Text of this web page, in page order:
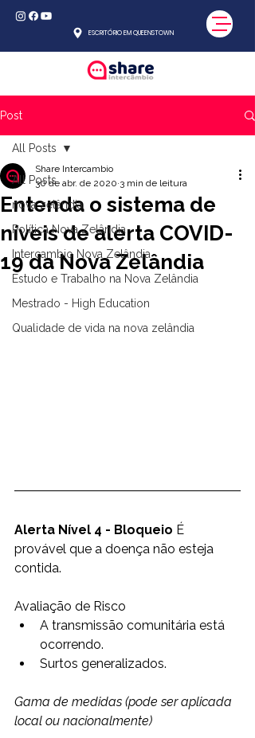
ESCRITÓRIO EM QUEENSTOWN
Post
All Posts
nova zelândia
Política Nova Zelândia
Intercambio Nova Zelândia
Estudo e Trabalho na Nova Zelândia
Mestrado - High Education
Qualidade de vida na nova zelândia
All Posts
Entenda o sistema de
níveis de alerta COVID-
19 da Nova Zelândia
Share Intercambio
30 de abr. de 2020 3 min de leitura
Alerta Nível 4 - Bloqueio É
provável que a doença não esteja
contida.
Avaliação de Risco
A transmissão comunitária está
ocorrendo.
Surtos generalizados.
Gama de medidas (pode ser aplicada
local ou nacionalmente)